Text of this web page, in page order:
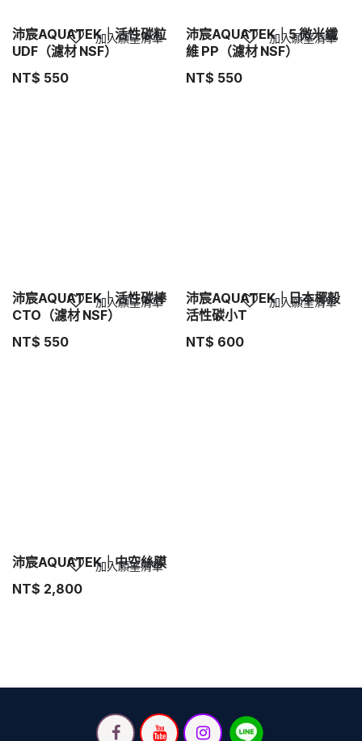
沛宸AQUATEK｜活性碳粒
UDF（濾材 NSF）
NT$ 550
加入願望清單
沛宸AQUATEK｜5 微米纖
維 PP（濾材 NSF）
NT$ 550
加入願望清單
沛宸AQUATEK｜活性碳棒
CTO（濾材 NSF）
NT$ 550
加入願望清單
沛宸AQUATEK｜日本椰殼
活性碳小T
NT$ 600
加入願望清單
沛宸AQUATEK｜中空絲膜
NT$ 2,800
加入願望清單